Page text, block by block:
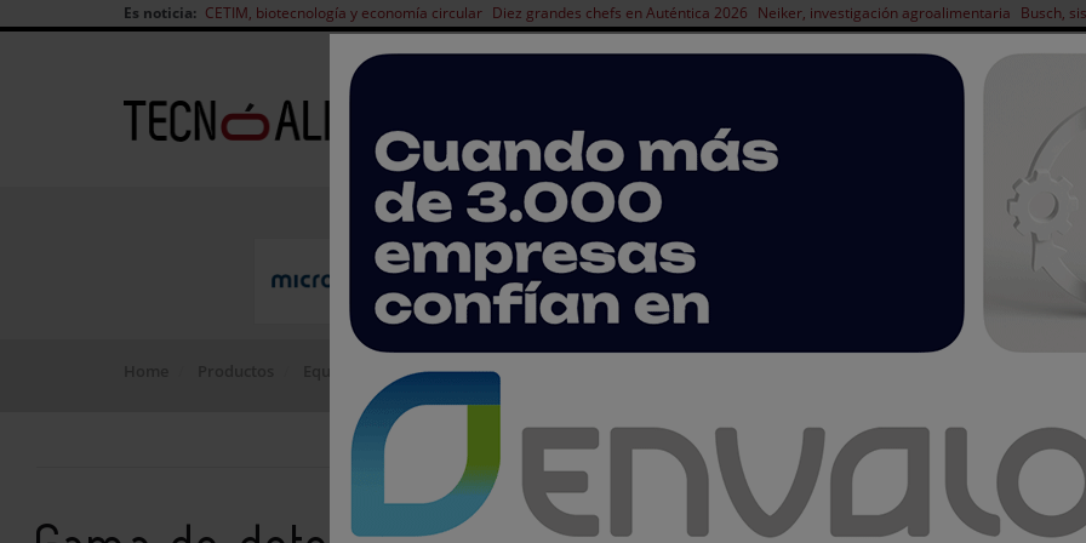
Es noticia: CETIM, biotecnología y economía circular Diez grandes chefs en Auténtica 2026 Neiker, investigación agroalimentaria Busch,
NOTICIAS ARTÍCULOS
Gama de detectores con rayos X de Dibal